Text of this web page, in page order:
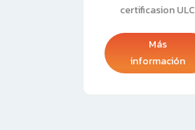
certificasion ULC
Más
información